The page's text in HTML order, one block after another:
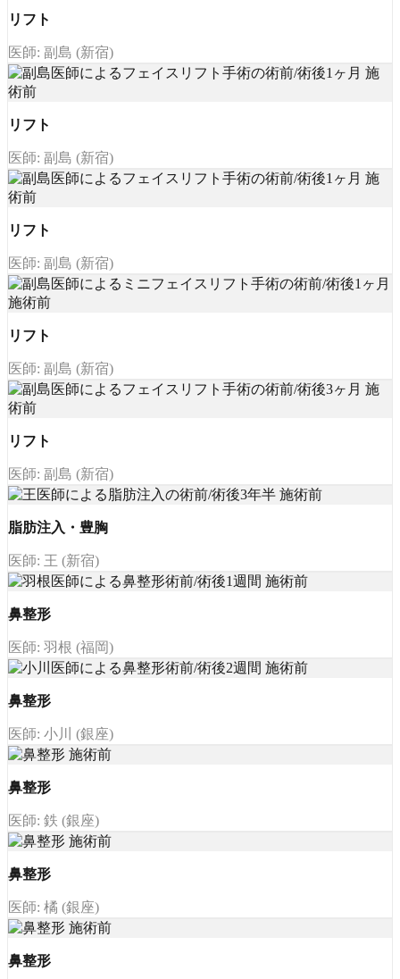
リフト
医師: 副島 (新宿)
リフト
医師: 副島 (新宿)
リフト
医師: 副島 (新宿)
リフト
医師: 副島 (新宿)
リフト
医師: 副島 (新宿)
脂肪注入・豊胸
医師: 王 (新宿)
鼻整形
医師: 羽根 (福岡)
鼻整形
医師: 小川 (銀座)
鼻整形
医師: 鉄 (銀座)
鼻整形
医師: 橘 (銀座)
鼻整形